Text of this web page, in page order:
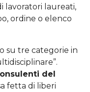
lavoratori laureati,
ordine o elenco
su tre categorie in
del
fetta di liberi